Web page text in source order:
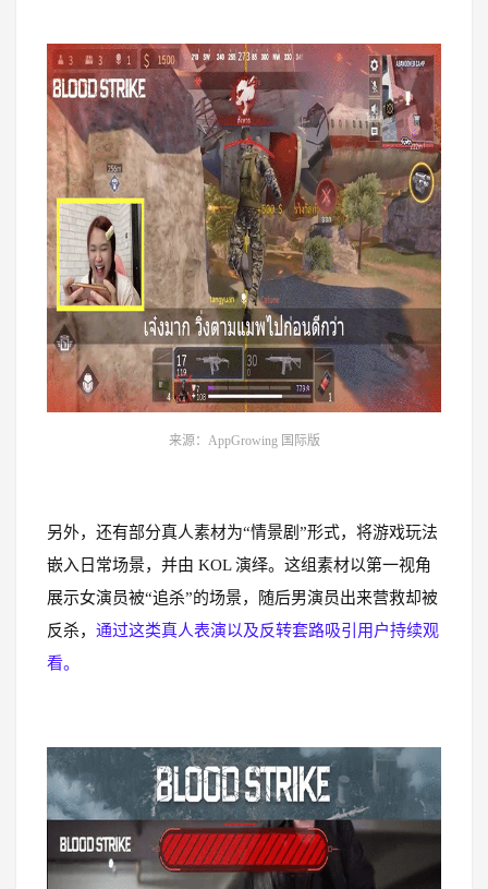
来源：AppGrowing 国际版
另外，还有部分真人素材为“情景剧”形式，将游戏玩法
嵌入日常场景，并由 KOL 演绎。这组素材以第一视角
展示女演员被“追杀”的场景，随后男演员出来营救却被
反杀， 通过这类真人表演以及反转套路吸引用户持续观
看。